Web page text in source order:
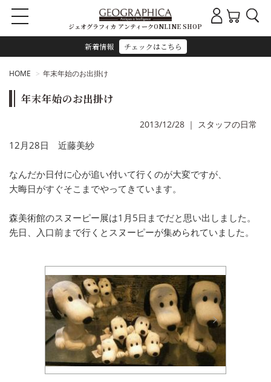
新着情報 チェックはこちら
ジェオグラフィカ アンティークONLINE SHOP
HOME 年末年始のお出掛け
年末年始のお出掛け
2013/12/28 ｜ スタッフの日常
12月28日 近藤美紗
なんだか日付に心が追い付いて行くのが大変ですが、
大晦日がすぐそこまでやってきています。
森美術館のスヌーピー展は1月5日までだと思い出しました。
先日、入口前まで行くとスヌーピーが集められていました。